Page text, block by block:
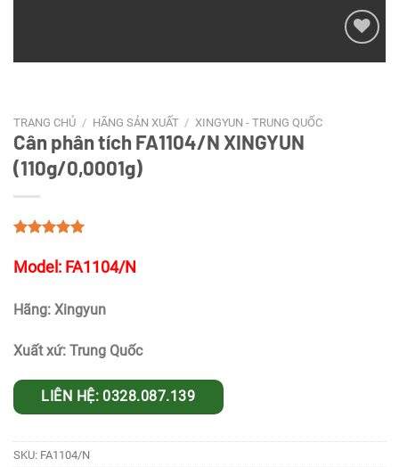
Add to
TRANG CHỦ / HÃNG SẢN XUẤT / XINGYUN - TRUNG QUỐC
Cân phân tích FA1104/N XINGYUN
(110g/0,0001g)
Model: FA1104/N
Hãng: Xingyun
Xuất xứ: Trung Quốc
LIÊN HỆ: 0328.087.139
SKU: FA1104/N